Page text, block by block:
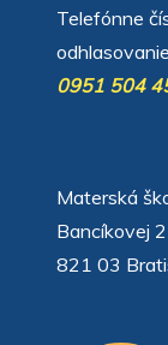
Telefónne
0951 504
Materská
Bancíkovej 2
821 03